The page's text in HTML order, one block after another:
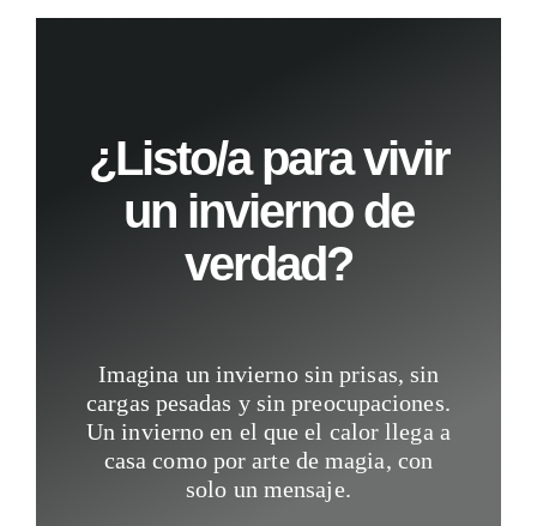
¿Listo/a para vivir
un invierno de
verdad?
Imagina un invierno sin prisas, sin
cargas pesadas y sin preocupaciones.
Un invierno en el que el calor llega a
casa como por arte de magia, con
solo un mensaje.